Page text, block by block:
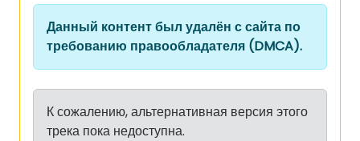
Данный контент был удалён с сайта по
требованию правообладателя (DMCA).
К сожалению, альтернативная версия этого
трека пока недоступна.